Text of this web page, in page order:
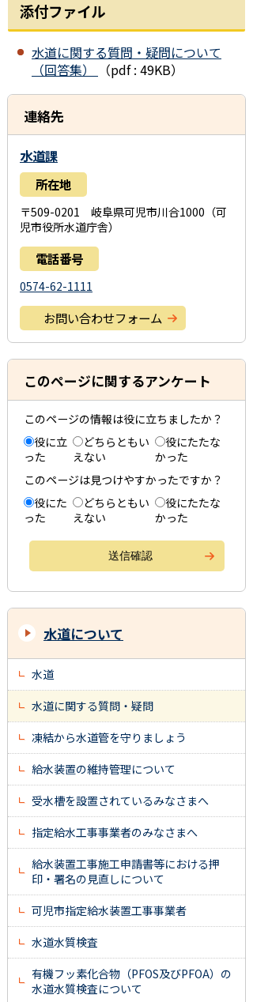
添付ファイル
水道に関する質問・疑問について
（回答集）
（pdf : 49KB）
連絡先
水道課
所在地
〒509-0201 岐阜県可児市川合1000（可
児市役所水道庁舎）
電話番号
0574-62-1111
お問い合わせフォーム
このページに関するアンケート
このページの情報は役に立ちましたか？
役に立
った
どちらともい
えない
役にたたな
かった
このページは見つけやすかったですか？
役にた
った
どちらともい
えない
役にたたな
かった
水道について
水道
水道に関する質問・疑問
凍結から水道管を守りましょう
給水装置の維持管理について
受水槽を設置されているみなさまへ
指定給水工事事業者のみなさまへ
給水装置工事施工申請書等における押
印・署名の見直しについて
可児市指定給水装置工事事業者
水道水質検査
有機フッ素化合物（PFOS及びPFOA）の
水道水質検査について